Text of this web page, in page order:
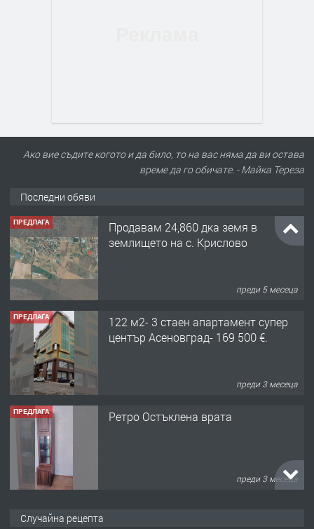
Ако вие съдите когото и да било, то на вас няма да ви остава
време да го обичате. - Майка Тереза
Последни обяви
ПРЕДЛАГА
Продавам 24,860 дка земя в
землището на с. Крислово
преди 5 месеца
ПРЕДЛАГА
122 м2- 3 стаен апартамент супер
център Асеновград- 169 500 €.
преди 3 месеца
ПРЕДЛАГА Ретро Остъклена врата
преди 3 месеца
Случайна рецепта